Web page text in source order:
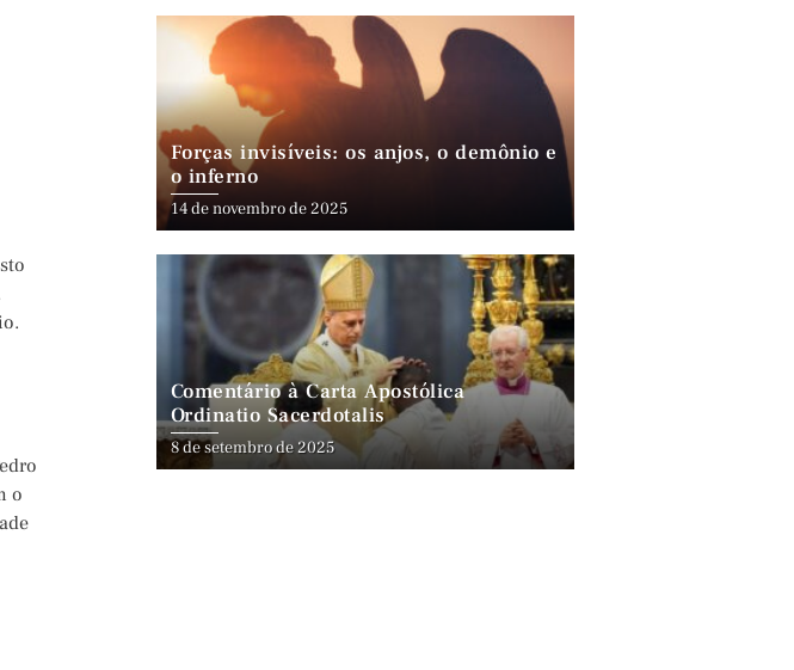
o
Forças invisíveis: os anjos, o demônio e
o inferno
14 de novembro de 2025
Comentário à Carta Apostólica
Ordinatio Sacerdotalis
8 de setembro de 2025